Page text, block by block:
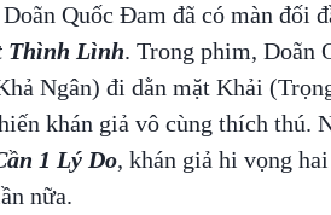
Quốc Đam đã có màn đối
Thình Lình. Trong phim, Doãn
Ngân) đi dằn mặt Khải
khán giả vô cùng thích thú.
1 Lý Do, khán giả hi vọng
nữa.